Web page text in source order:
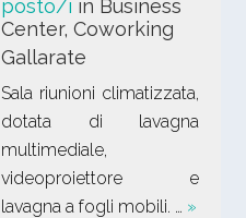
posto/i in Business
Center, Coworking
Gallarate
Sala riunioni climatizzata,
dotata di lavagna
multimediale,
videoproiettore e
lavagna a fogli mobili. … »